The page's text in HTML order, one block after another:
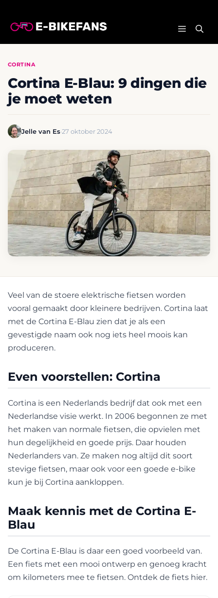
naar
MENU
CORTINA
Cortina E-Blau: 9 dingen die
je moet weten
Jelle van Es·27 oktober 2024
Veel van de stoere elektrische fietsen worden
vooral gemaakt door kleinere bedrijven. Cortina laat
met de Cortina E-Blau zien dat je als een
gevestigde naam ook nog iets heel moois kan
produceren.
Even voorstellen: Cortina
Cortina is een Nederlands bedrijf dat ook met een
Nederlandse visie werkt. In 2006 begonnen ze met
het maken van normale fietsen, die opvielen met
hun degelijkheid en goede prijs. Daar houden
Nederlanders van. Ze maken nog altijd dit soort
stevige fietsen, maar ook voor een goede e-bike
kun je bij Cortina aankloppen.
Maak kennis met de Cortina E-
Blau
De Cortina E-Blau is daar een goed voorbeeld van.
Een fiets met een mooi ontwerp en genoeg kracht
om kilometers mee te fietsen. Ontdek de fiets hier.